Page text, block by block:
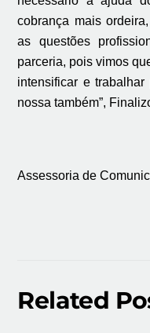
cobrança mais
as questões
parceria, pois vimos
intensificar e
nossa também”,
Assessoria de
Related